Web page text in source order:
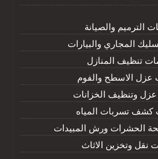
الترميم والصيانة
المجاري والبيارات
تنظيف المنازل
عزل الاسطح والفوم
وتنظيف الخزانات
كشف تسربات المياه
الحشرات ورش المبيدات
نقل وتخزين الاثاث